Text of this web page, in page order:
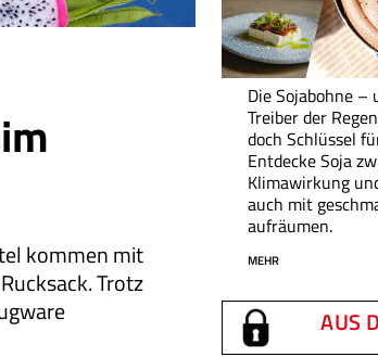
kommen mit
Trotz
Die Sojabohne
Treiber der
doch Schlüssel
Entdecke Soja
Klimawirkung
auch mit
aufräumen.
MEHR
AUS